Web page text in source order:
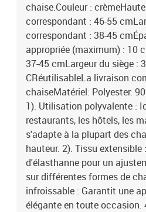
chaise.Couleur :
correspondant : 46-55
correspondant : 38-45
appropriée (maximum) : 10
37-45 cmLargeur du siège :
CRéutilisableLa livraison
chaiseMatériel: Polyester:
1). Utilisation polyvalente :
restaurants, les hôtels, les
s'adapte à la plupart des
hauteur. 2). Tissu extensible
d'élasthanne pour un
sur différentes formes de
infroissable : Garantit une
élégante en toute occasion.